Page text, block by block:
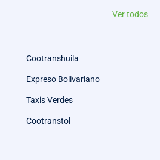
Ver todos
Cootranshuila
Expreso Bolivariano
Taxis Verdes
Cootranstol